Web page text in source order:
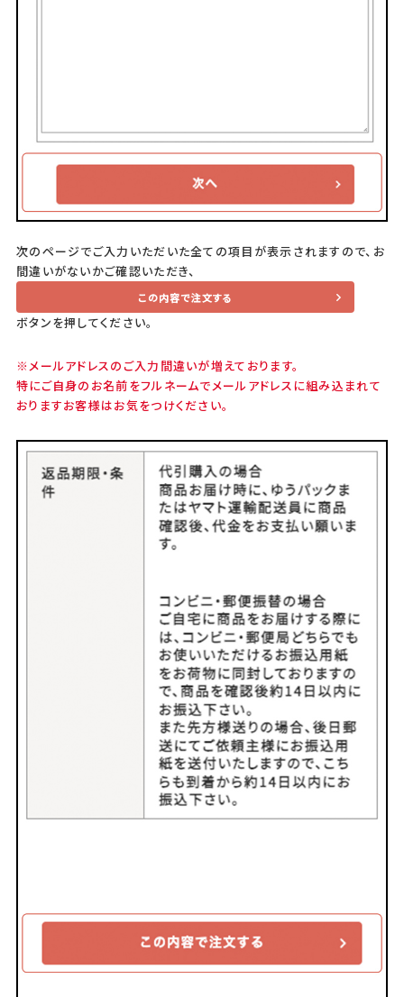
次のページでご入力いただいた全ての項目が表示されますので、お
間違いがないかご確認いただき、
この内容で注文する
ボタンを押してください。
※メールアドレスのご入力間違いが増えております。
特にご自身のお名前をフルネームでメールアドレスに組み込まれて
おりますお客様はお気をつけください。